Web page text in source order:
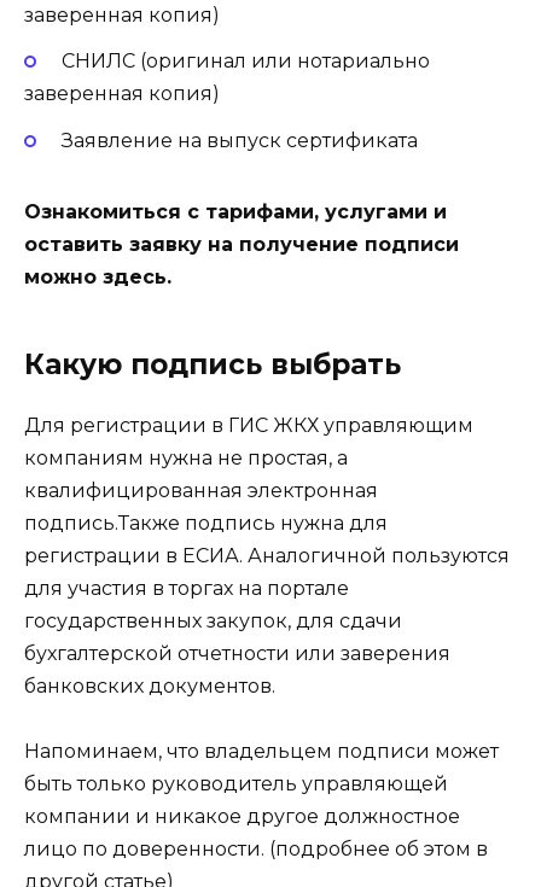
заверенная копия)
СНИЛС (оригинал или нотариально
заверенная копия)
Заявление на выпуск сертификата
Ознакомиться с тарифами, услугами и
оставить заявку на получение подписи
можно здесь.
Какую подпись выбрать
Для регистрации в ГИС ЖКХ управляющим
компаниям нужна не простая, а
квалифицированная электронная
подпись.Также подпись нужна для
регистрации в ЕСИА. Аналогичной пользуются
для участия в торгах на портале
государственных закупок, для сдачи
бухгалтерской отчетности или заверения
банковских документов.
Напоминаем, что владельцем подписи может
быть только руководитель управляющей
компании и никакое другое должностное
лицо по доверенности. (подробнее об этом в
другой статье)